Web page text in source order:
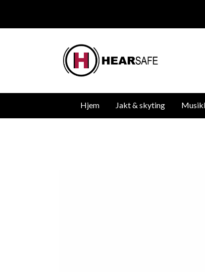
Hjem Jakt & skyting